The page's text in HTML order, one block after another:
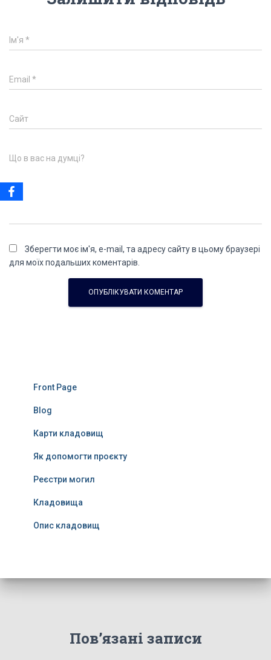
Ім'я *
Email *
Сайт
Що в вас на думці?
Зберегти моє ім'я, e-mail, та адресу сайту в цьому браузері
для моїх подальших коментарів.
Front Page
Blog
Карти кладовищ
Як допомогти проєкту
Реєстри могил
Кладовища
Опис кладовищ
Пов’язані записи